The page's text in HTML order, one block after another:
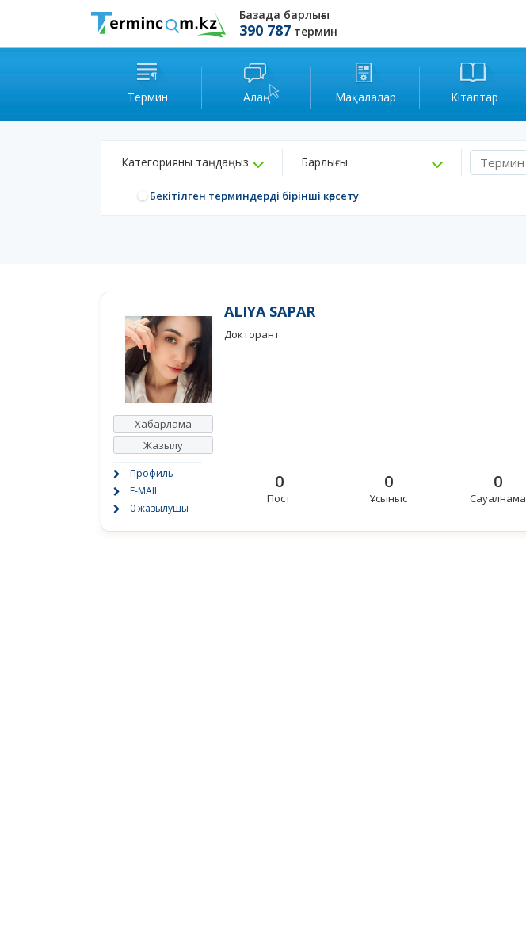
Базада барлығы
390 787 термин
Термин Алаң Мақалалар Кітаптар
Категорияны таңдаңыз Барлығы
Бекітілген терминдерді бірінші көрсету
Хабарлама
Жазылу
Профиль
E-MAIL
0 жазылушы
ALIYA SAPAR
Докторант
0
Пост
0
Ұсыныс
0
Сауалнама